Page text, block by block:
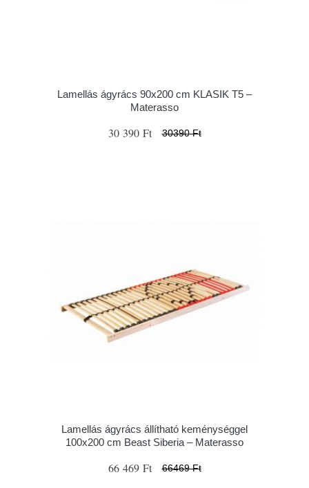
Lamellás ágyrács 90x200 cm KLASIK T5 –
Materasso
30 390 Ft 30390 Ft
Lamellás ágyrács állítható keménységgel
100x200 cm Beast Siberia – Materasso
66 469 Ft 66469 Ft